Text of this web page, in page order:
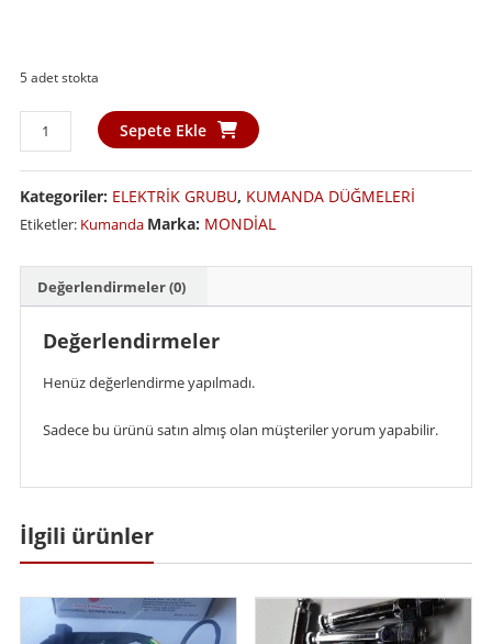
5 adet stokta
Mondial
Kt
Sağ
Kumanda
adet
Sepete Ekle
Kategoriler: ELEKTRİK GRUBU, KUMANDA DÜĞMELERİ
Etiketler: Kumanda Marka: MONDİAL
Değerlendirmeler (0)
Değerlendirmeler
Henüz değerlendirme yapılmadı.
Sadece bu ürünü satın almış olan müşteriler yorum yapabilir.
İlgili ürünler